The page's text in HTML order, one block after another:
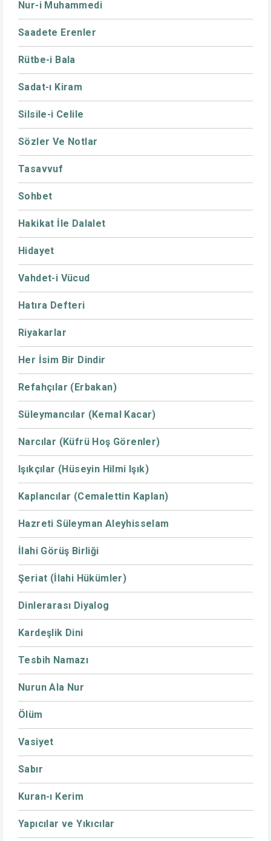
Nur-i Muhammedi
Saadete Erenler
Rütbe-i Bala
Sadat-ı Kiram
Silsile-i Celile
Sözler Ve Notlar
Tasavvuf
Sohbet
Hakikat İle Dalalet
Hidayet
Vahdet-i Vücud
Hatıra Defteri
Riyakarlar
Her İsim Bir Dindir
Refahçılar (Erbakan)
Süleymancılar (Kemal Kacar)
Narcılar (Küfrü Hoş Görenler)
Işıkçılar (Hüseyin Hilmi Işık)
Kaplancılar (Cemalettin Kaplan)
Hazreti Süleyman Aleyhisselam
İlahi Görüş Birliği
Şeriat (İlahi Hükümler)
Dinlerarası Diyalog
Kardeşlik Dini
Tesbih Namazı
Nurun Ala Nur
Ölüm
Vasiyet
Sabır
Kuran-ı Kerim
Yapıcılar ve Yıkıcılar